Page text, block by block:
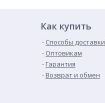
Как купить
Способы доставки
Оптовикам
Гарантия
Возврат и обмен